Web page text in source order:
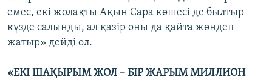
емес, екі жолақты Ақын Сара көшесі де былтыр
күзде салынды, ал қазір оны да қайта жөндеп
жатыр» дейді ол.
«ЕКІ ШАҚЫРЫМ ЖОЛ – БІР ЖАРЫМ МИЛЛИОН